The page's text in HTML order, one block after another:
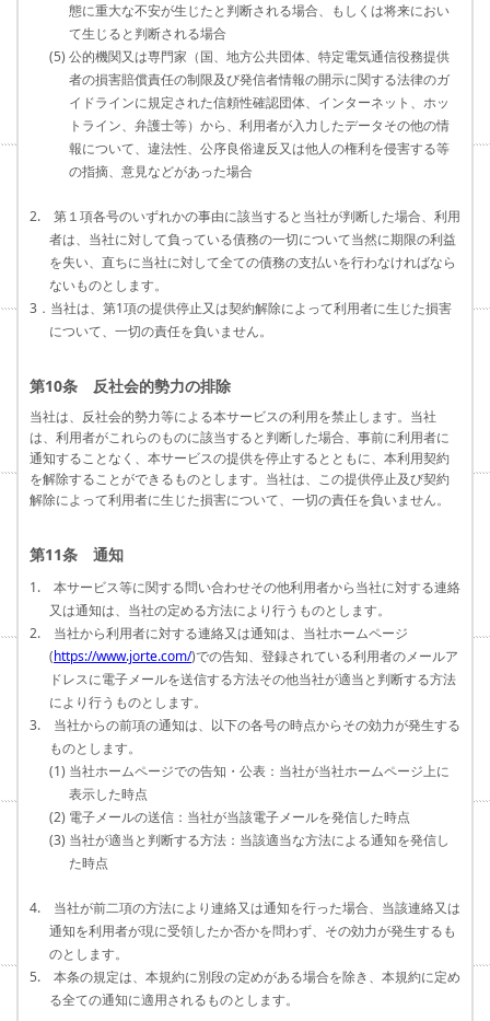
態に重大な不安が生じたと判断される場合、もしくは将来におい
て生じると判断される場合
(5) 公的機関又は専門家（国、地方公共団体、特定電気通信役務提供
者の損害賠償責任の制限及び発信者情報の開示に関する法律のガ
イドラインに規定された信頼性確認団体、インターネット、ホッ
トライン、弁護士等）から、利用者が入力したデータその他の情
報について、違法性、公序良俗違反又は他人の権利を侵害する等
の指摘、意見などがあった場合
2. 第１項各号のいずれかの事由に該当すると当社が判断した場合、利用
者は、当社に対して負っている債務の一切について当然に期限の利益
を失い、直ちに当社に対して全ての債務の支払いを行わなければなら
ないものとします。
3．当社は、第1項の提供停止又は契約解除によって利用者に生じた損害
について、一切の責任を負いません。
第10条 反社会的勢力の排除
当社は、反社会的勢力等による本サービスの利用を禁止します。当社
は、利用者がこれらのものに該当すると判断した場合、事前に利用者に
通知することなく、本サービスの提供を停止するとともに、本利用契約
を解除することができるものとします。当社は、この提供停止及び契約
解除によって利用者に生じた損害について、一切の責任を負いません。
第11条 通知
1. 本サービス等に関する問い合わせその他利用者から当社に対する連絡
又は通知は、当社の定める方法により行うものとします。
2. 当社から利用者に対する連絡又は通知は、当社ホームページ
(https://www.jorte.com/)での告知、登録されている利用者のメールア
ドレスに電子メールを送信する方法その他当社が適当と判断する方法
により行うものとします。
3. 当社からの前項の通知は、以下の各号の時点からその効力が発生する
ものとします。
(1) 当社ホームページでの告知・公表：当社が当社ホームページ上に
表示した時点
(2) 電子メールの送信：当社が当該電子メールを発信した時点
(3) 当社が適当と判断する方法：当該適当な方法による通知を発信し
た時点
4. 当社が前二項の方法により連絡又は通知を行った場合、当該連絡又は
通知を利用者が現に受領したか否かを問わず、その効力が発生するも
のとします。
5. 本条の規定は、本規約に別段の定めがある場合を除き、本規約に定め
る全ての通知に適用されるものとします。